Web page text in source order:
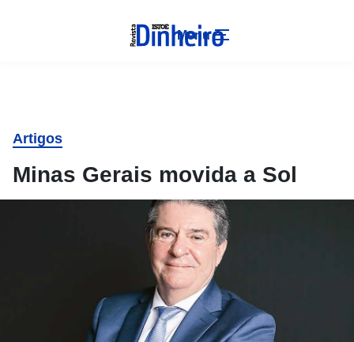
Menu
Artigos
Minas Gerais movida a Sol